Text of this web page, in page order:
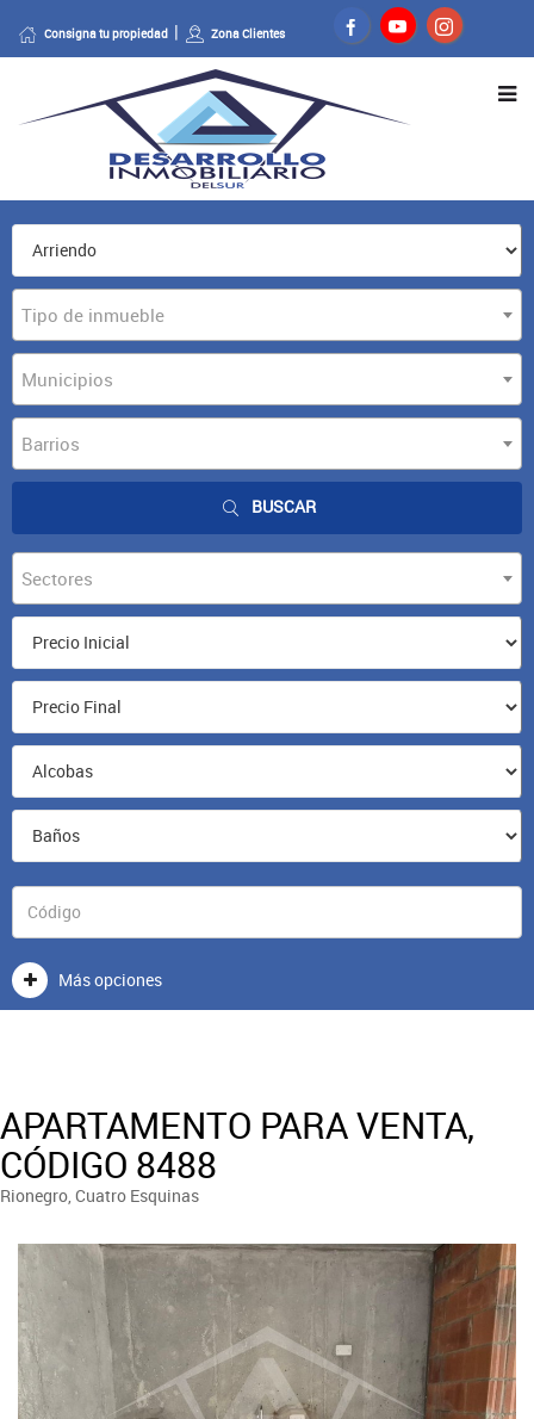
Consigna tu propiedad Zona Clientes
Tipo de inmueble
Municipios
Barrios
BUSCAR
Sectores
Más opciones
APARTAMENTO PARA VENTA,
CÓDIGO 8488
Rionegro, Cuatro Esquinas